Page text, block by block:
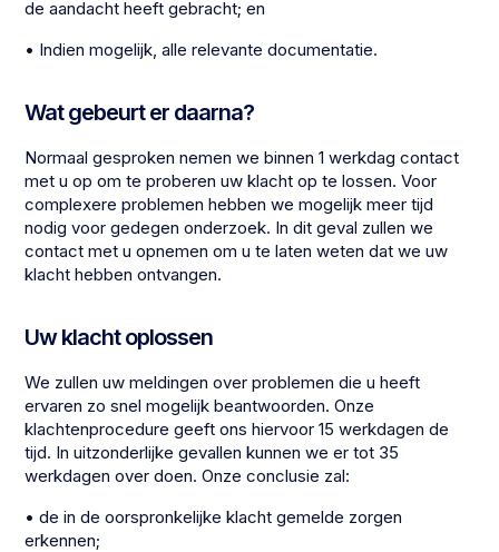
de aandacht heeft gebracht; en
• Indien mogelijk, alle relevante documentatie.
Wat gebeurt er daarna?
Normaal gesproken nemen we binnen 1 werkdag contact
met u op om te proberen uw klacht op te lossen. Voor
complexere problemen hebben we mogelijk meer tijd
nodig voor gedegen onderzoek. In dit geval zullen we
contact met u opnemen om u te laten weten dat we uw
klacht hebben ontvangen.
Uw klacht oplossen
We zullen uw meldingen over problemen die u heeft
ervaren zo snel mogelijk beantwoorden. Onze
klachtenprocedure geeft ons hiervoor 15 werkdagen de
tijd. In uitzonderlijke gevallen kunnen we er tot 35
werkdagen over doen. Onze conclusie zal:
• de in de oorspronkelijke klacht gemelde zorgen
erkennen;